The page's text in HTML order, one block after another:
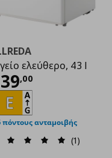
ελεύθερο, 43 l
,00
πόντους ανταμοιβής
(1)